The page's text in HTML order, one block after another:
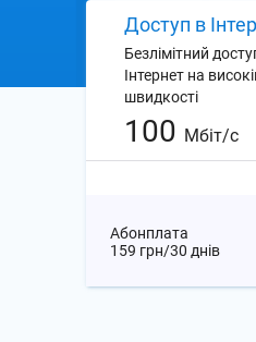
Доступ в
Безлімітний
Інтернет на
швидкості
100 Мбіт/с
Абонплата
159 грн/30 днів